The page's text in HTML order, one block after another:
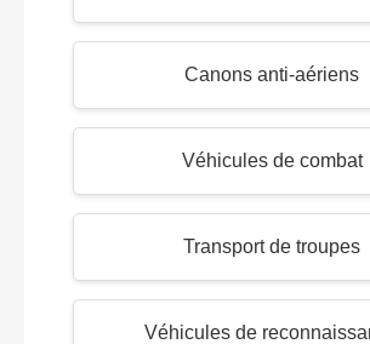
Canons anti-aériens
Véhicules de combat
Transport de troupes
Véhicules de